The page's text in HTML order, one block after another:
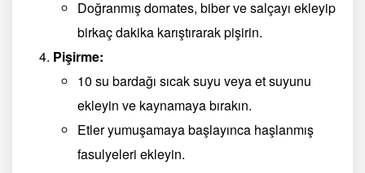
Doğranmış domates, biber ve salçayı ekleyip
birkaç dakika karıştırarak pişirin.
Pişirme:
10 su bardağı sıcak suyu veya et suyunu
ekleyin ve kaynamaya bırakın.
Etler yumuşamaya başlayınca haşlanmış
fasulyeleri ekleyin.